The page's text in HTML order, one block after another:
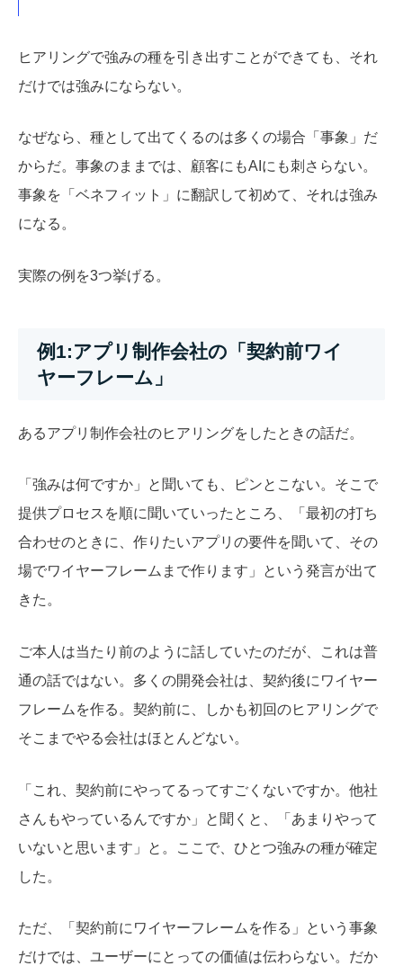
ヒアリングで強みの種を引き出すことができても、それ
だけでは強みにならない。
なぜなら、種として出てくるのは多くの場合「事象」だ
からだ。事象のままでは、顧客にもAIにも刺さらない。
事象を「ベネフィット」に翻訳して初めて、それは強み
になる。
実際の例を3つ挙げる。
例1:アプリ制作会社の「契約前ワイ
ヤーフレーム」
あるアプリ制作会社のヒアリングをしたときの話だ。
「強みは何ですか」と聞いても、ピンとこない。そこで
提供プロセスを順に聞いていったところ、「最初の打ち
合わせのときに、作りたいアプリの要件を聞いて、その
場でワイヤーフレームまで作ります」という発言が出て
きた。
ご本人は当たり前のように話していたのだが、これは普
通の話ではない。多くの開発会社は、契約後にワイヤー
フレームを作る。契約前に、しかも初回のヒアリングで
そこまでやる会社はほとんどない。
「これ、契約前にやってるってすごくないですか。他社
さんもやっているんですか」と聞くと、「あまりやって
いないと思います」と。ここで、ひとつ強みの種が確定
した。
ただ、「契約前にワイヤーフレームを作る」という事象
だけでは、ユーザーにとっての価値は伝わらない。だか